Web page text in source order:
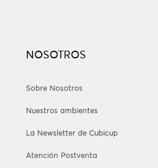
NOSOTROS
Sobre Nosotros
Nuestros ambientes
La Newsletter de Cubicup
Atención Postventa